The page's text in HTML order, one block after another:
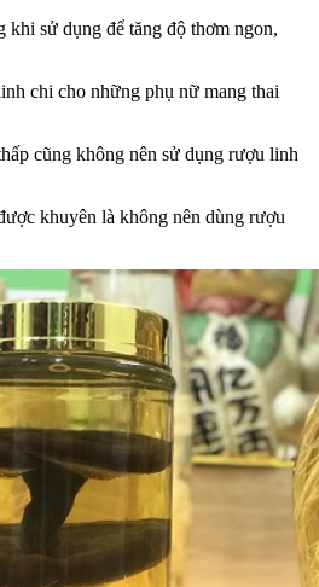
khi sử dụng để tăng độ thơm ngon,
chi cho những phụ nữ mang thai
cũng không nên sử dụng rượu linh
khuyên là không nên dùng rượu